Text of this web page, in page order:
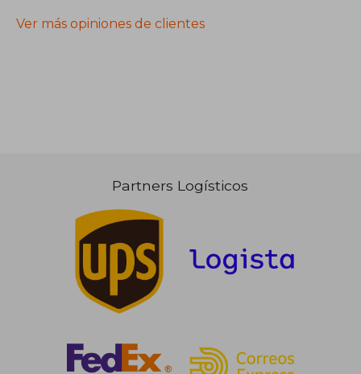
Ver más opiniones de clientes
Partners Logísticos